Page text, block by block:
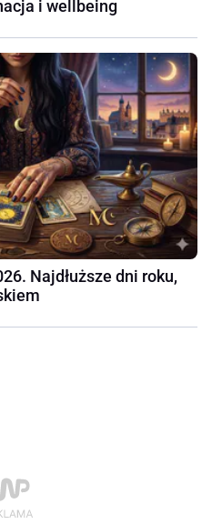
i wellbeing
Najdłuższe dni roku,